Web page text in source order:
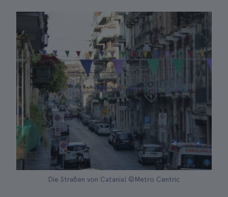
Die Straßen von Catania| ©Metro Centric